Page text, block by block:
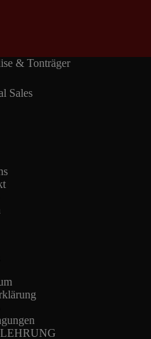
& Tonträger
Sales